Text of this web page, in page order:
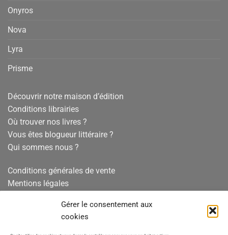
Gérer le consentement aux
cookies
Onyros
Nova
Lyra
Prisme
Découvrir notre maison d’édition
Conditions librairies
Où trouver nos livres ?
Vous êtes blogueur littéraire ?
Qui sommes nous ?
Conditions générales de vente
Mentions légales
Politique de cookies